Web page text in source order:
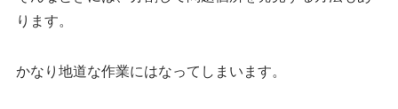
ります。
かなり地道な作業にはなってしまいます。